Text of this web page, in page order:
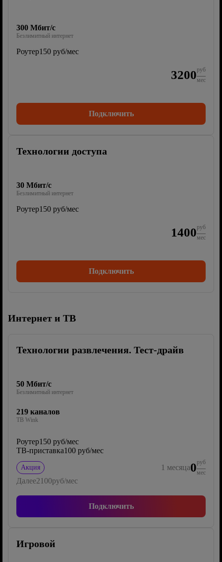
300 Мбит/с
Безлимитный интернет
Роутер150 руб/мес
3200руб
мес
Подключить
Технологии доступа
30 Мбит/с
Безлимитный интернет
Роутер150 руб/мес
1400руб
мес
Подключить
Интернет и ТВ
Технологии развлечения. Тест-драйв
50 Мбит/с
Безлимитный интернет
219 каналов
ТВ Wink
Роутер150 руб/мес
ТВ-приставка100 руб/мес
Акция 1 месяца0руб
мес
Далее2100руб/мес
Подключить
Игровой